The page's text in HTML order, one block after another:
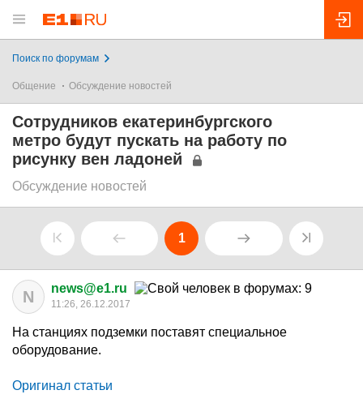
Поиск по форумам
Общение Обсуждение новостей
Сотрудников екатеринбургского
метро будут пускать на работу по
рисунку вен ладоней
Обсуждение новостей
1
N news@e1.ru
11:26, 26.12.2017
На станциях подземки поставят специальное
оборудование.
Оригинал статьи